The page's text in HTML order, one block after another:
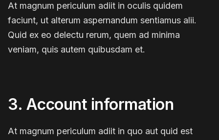
At magnum periculum adiit in oculis quidem
faciunt, ut alterum aspernandum sentiamus alii.
Quid ex eo delectu rerum, quem ad minima
veniam, quis autem quibusdam et.
3. Account information
At magnum periculum adiit in quo aut quid est